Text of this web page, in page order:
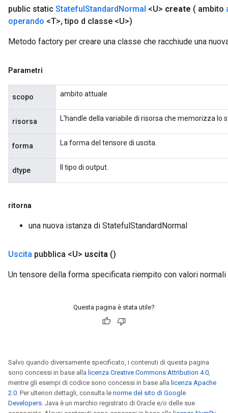
public static StatefulStandardNormal <U> create ( ambito
operando <T>, tipo d classe <U>)
Metodo factory per creare una classe che racchiude una
Parametri
scopo ambito attuale
risorsa L'handle della variabile di risorsa che memorizza lo
forma La forma del tensore di uscita.
dtype Il tipo di output.
ritorna
una nuova istanza di StatefulStandardNormal
Uscita pubblica <U> uscita ()
Un tensore della forma specificata riempito con valori normali
Questa pagina è stata utile?
Salvo quando diversamente specificato, i contenuti di questa pagina
sono concessi in base alla licenza Creative Commons Attribution 4.0,
mentre gli esempi di codice sono concessi in base alla licenza Apache
2.0. Per ulteriori dettagli, consulta le norme del sito di Google
Developers. Java è un marchio registrato di Oracle e/o delle sue